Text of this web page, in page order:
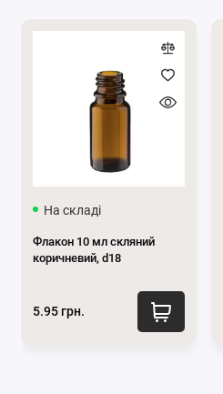
На складі
Флакон 10 мл скляний
коричневий, d18
5.95 грн.